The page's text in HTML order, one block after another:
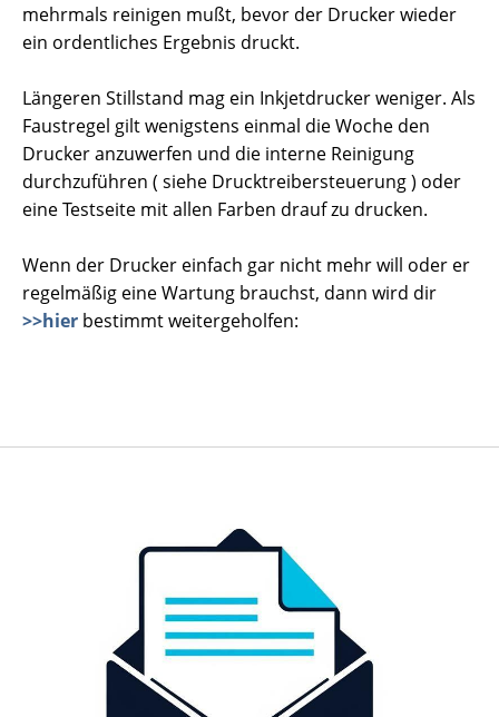
mehrmals reinigen mußt, bevor der Drucker wieder
ein ordentliches Ergebnis druckt.
Längeren Stillstand mag ein Inkjetdrucker weniger. Als
Faustregel gilt wenigstens einmal die Woche den
Drucker anzuwerfen und die interne Reinigung
durchzuführen ( siehe Drucktreibersteuerung ) oder
eine Testseite mit allen Farben drauf zu drucken.
Wenn der Drucker einfach gar nicht mehr will oder er
regelmäßig eine Wartung brauchst, dann wird dir
>>hier bestimmt weitergeholfen: